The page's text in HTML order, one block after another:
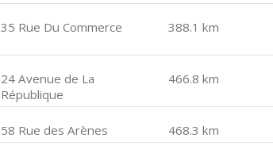
35 Rue Du Commerce 388.1 km
24 Avenue de La
République
466.8 km
58 Rue des Arènes 468.3 km